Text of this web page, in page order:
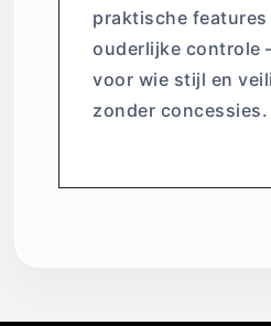
praktische features
ouderlijke controle
voor wie stijl en
zonder concessies.